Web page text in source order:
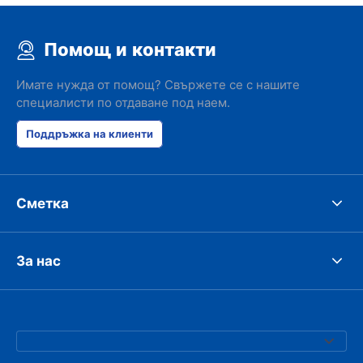
Помощ и контакти
Имате нужда от помощ? Свържете се с нашите
специалисти по отдаване под наем.
Поддръжка на клиенти
Сметка
За нас